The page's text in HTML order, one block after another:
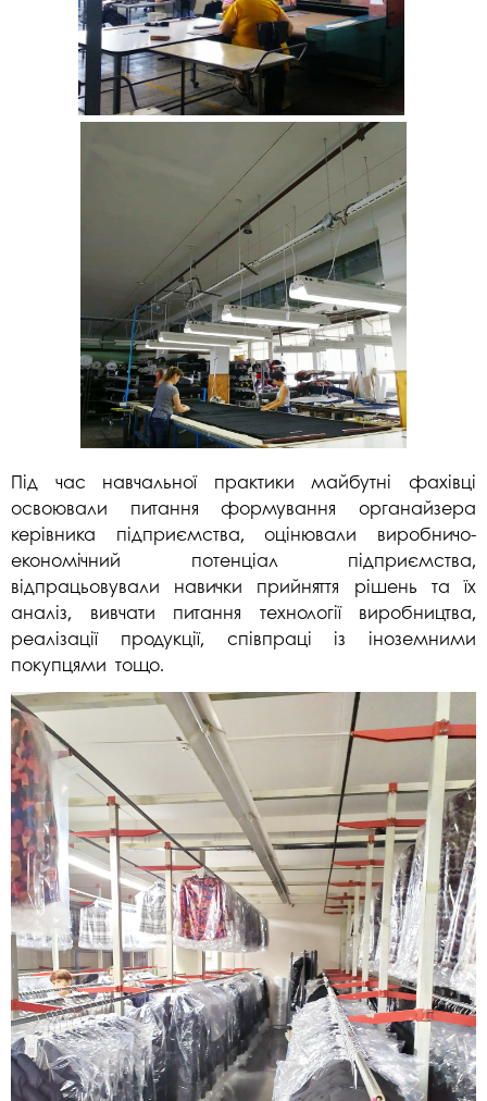
Під час навчальної практики майбутні фахівці
освоювали питання формування органайзера
керівника підприємства, оцінювали виробничо-
економічний потенціал підприємства,
відпрацьовували навички прийняття рішень та їх
аналіз, вивчати питання технології виробництва,
реалізації продукції, співпраці із іноземними
покупцями тощо.